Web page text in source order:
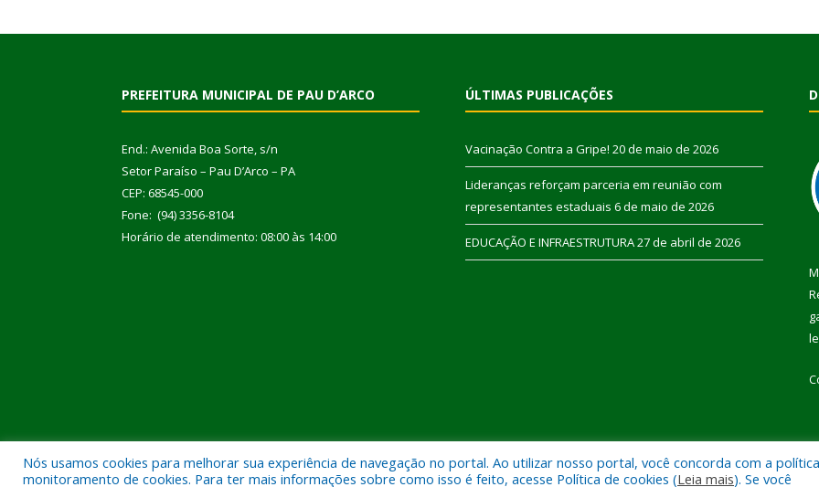
PREFEITURA MUNICIPAL DE PAU D’ARCO
End.: Avenida Boa Sorte, s/n
Setor Paraíso – Pau D’Arco – PA
CEP: 68545-000
Fone: (94) 3356-8104
Horário de atendimento: 08:00 às 14:00
ÚLTIMAS PUBLICAÇÕES
Vacinação Contra a Gripe! 20 de maio de 2026
Lideranças reforçam parceria em reunião com
representantes estaduais 6 de maio de 2026
EDUCAÇÃO E INFRAESTRUTURA27 de abril de 2026
Todos os direitos reservados a Prefeitura Municipal de Pau D’Arco. Mapa do Site
Nós usamos cookies para melhorar sua experiência de navegação no portal. Ao utilizar nosso portal, você concorda com a
monitoramento de cookies. Para ter mais informações sobre como isso é feito, acesse Política de cookies (Leia mais). Se você